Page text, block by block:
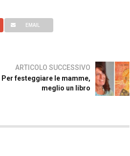
EMAIL
ARTICOLO SUCCESSIVO
Per festeggiare le mamme,
meglio un libro